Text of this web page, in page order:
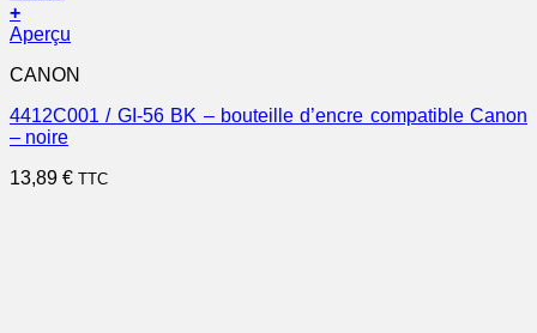
+
Aperçu
CANON
4412C001 / GI-56 BK – bouteille d’encre compatible Canon
– noire
13,89 € TTC